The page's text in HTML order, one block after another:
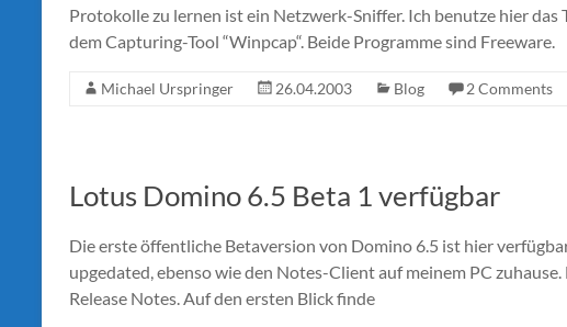
Protokolle zu lernen ist ein Netzwerk-Sniffer. Ich benutze hier das
dem Capturing-Tool “Winpcap“. Beide Programme sind Freeware.
Michael Urspringer 26.04.2003 Blog 2 Comments
Lotus Domino 6.5 Beta 1 verfügbar
Die erste öffentliche Betaversion von Domino 6.5 ist hier
upgedated, ebenso wie den Notes-Client auf meinem PC
Release Notes. Auf den ersten Blick finde